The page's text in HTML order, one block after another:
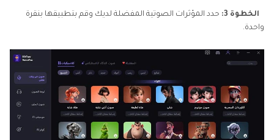
الخطوة 3:
حدد المؤثرات الصوتية المفضلة لديك وقم بتطبيقها بنقرة
واحدة.